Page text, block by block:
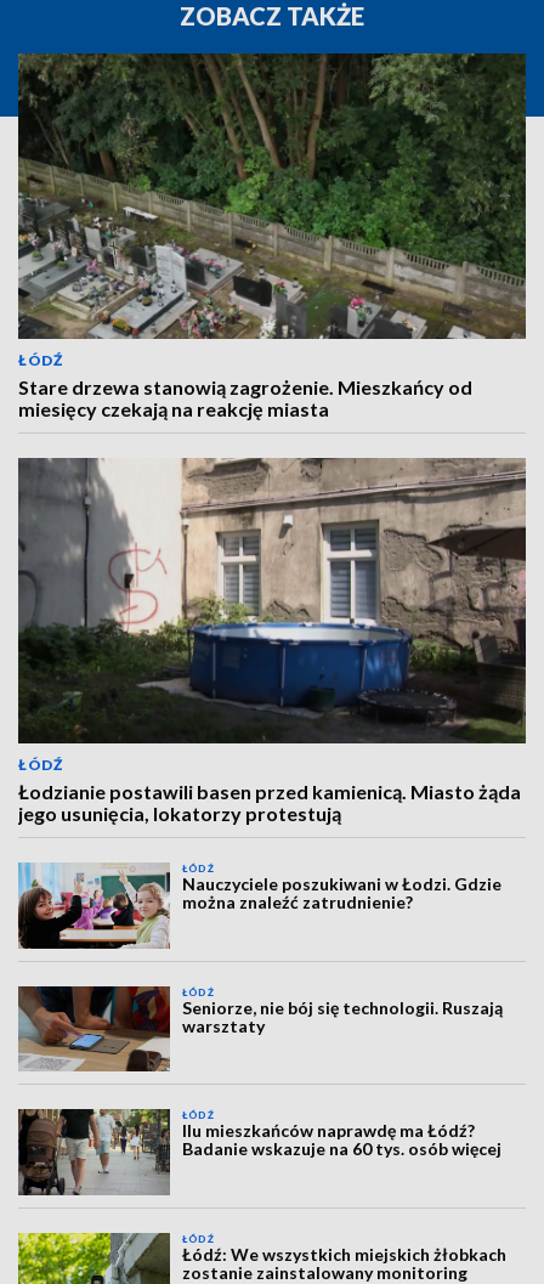
ZOBACZ TAKŻE
ŁÓDŹ
Stare drzewa stanowią zagrożenie. Mieszkańcy od
miesięcy czekają na reakcję miasta
ŁÓDŹ
Łodzianie postawili basen przed kamienicą. Miasto żąda
jego usunięcia, lokatorzy protestują
ŁÓDŹ
Nauczyciele poszukiwani w Łodzi. Gdzie
można znaleźć zatrudnienie?
ŁÓDŹ
Seniorze, nie bój się technologii. Ruszają
warsztaty
ŁÓDŹ
Ilu mieszkańców naprawdę ma Łódź?
Badanie wskazuje na 60 tys. osób więcej
ŁÓDŹ
Łódź: We wszystkich miejskich żłobkach
zostanie zainstalowany monitoring